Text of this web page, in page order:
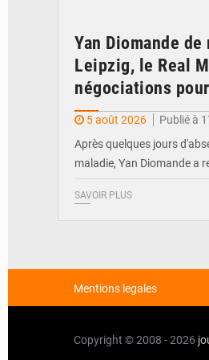
Yan Diomande de
Leipzig, le Real
négociations
ivoirienne
5 août 2026
Publié à
Après quelques jours
maladie, Yan Diomande a
SAVOIR PLUS
Mentions legales
Copyright © 2008 - 2026